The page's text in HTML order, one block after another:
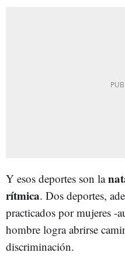
Y esos deportes son la
rítmica. Dos deportes,
practicados por mujeres -
hombre logra abrirse
discriminación.